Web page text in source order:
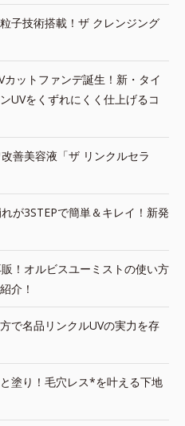
子技術搭載！ザ クレンジング
カットファンデ誕生！新・タイ
UVをくずれにくく仕上げるコ
善美容液「ザ リンクルセラ
が3STEPで簡単＆キレイ！新発
！オルビスユーミストの使い方
介！
で名品リンクルUVの実力を存
塗り！毛穴レス*を叶える下地